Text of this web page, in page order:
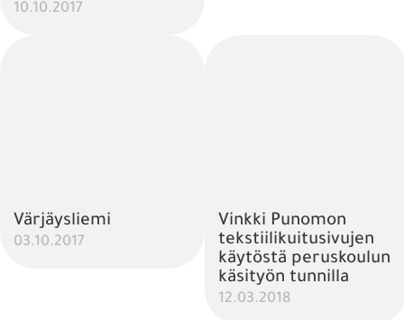
10.10.2017
Värjäysliemi
03.10.2017
Vinkki Punomon
tekstiilikuitusivujen
käytöstä peruskoulun
käsityön tunnilla
12.03.2018